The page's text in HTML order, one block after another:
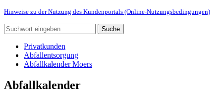
Hinweise zu der Nutzung des Kundenportals (Online-Nutzungsbedingungen)
Suche
Privatkunden
Abfallentsorgung
Abfallkalender Moers
Abfallkalender